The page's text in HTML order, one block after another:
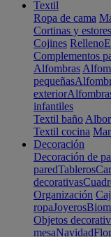
Textil
Ropa de cama
Cortinas y estores
Cojines Relleno
Complementos
Alfombras
pequeñas
exterior
infantiles
Textil baño
Textil cocina
Decoración
Decoración de
paredTableros
decorativas
Organización
ropaJoyeros
Objetos
mesaNavidad